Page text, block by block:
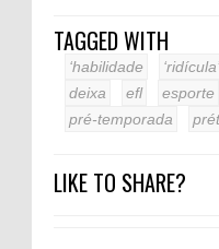
TAGGED WITH
‘habilidade ‘ridícula’
deixa
efl esporte
pré-temporada
LIKE TO SHARE?